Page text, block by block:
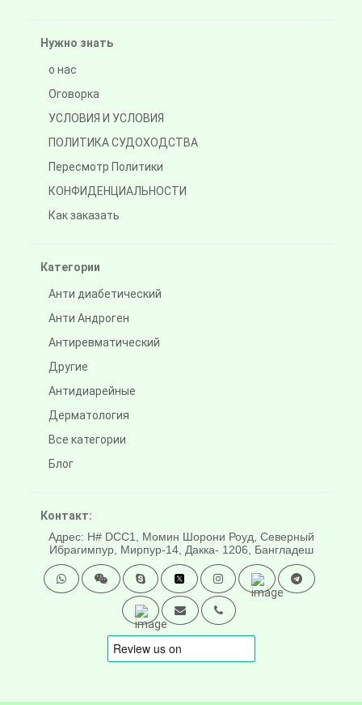
Нужно знать
о нас
Оговорка
УСЛОВИЯ И УСЛОВИЯ
ПОЛИТИКА СУДОХОДСТВА
Пересмотр Политики
КОНФИДЕНЦИАЛЬНОСТИ
Как заказать
Категории
Анти диабетический
Анти Андроген
Антиревматический
Другие
Антидиарейные
Дерматология
Все категории
Блог
Контакт:
Адрес: H# DCC1, Момин Шорони Роуд, Северный
Ибрагимпур, Мирпур-14, Дакка- 1206, Бангладеш